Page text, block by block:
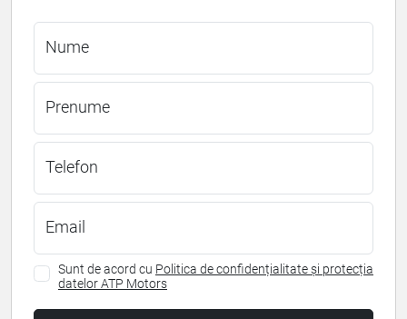
Nume
Prenume
Telefon
Email
Sunt de acord cu Politica de confidențialitate și protecția
datelor ATP Motors